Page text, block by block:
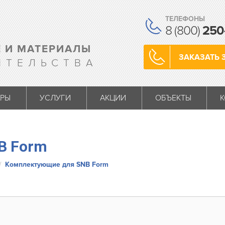
И МАТЕРИАЛЫ
ТЕЛЕФОНЫ
8 (800)
ЗАКАЗАТЬ
УСЛУГИ АКЦИИ ОБЪЕКТЫ
Form
Комплектующие для SNB Form